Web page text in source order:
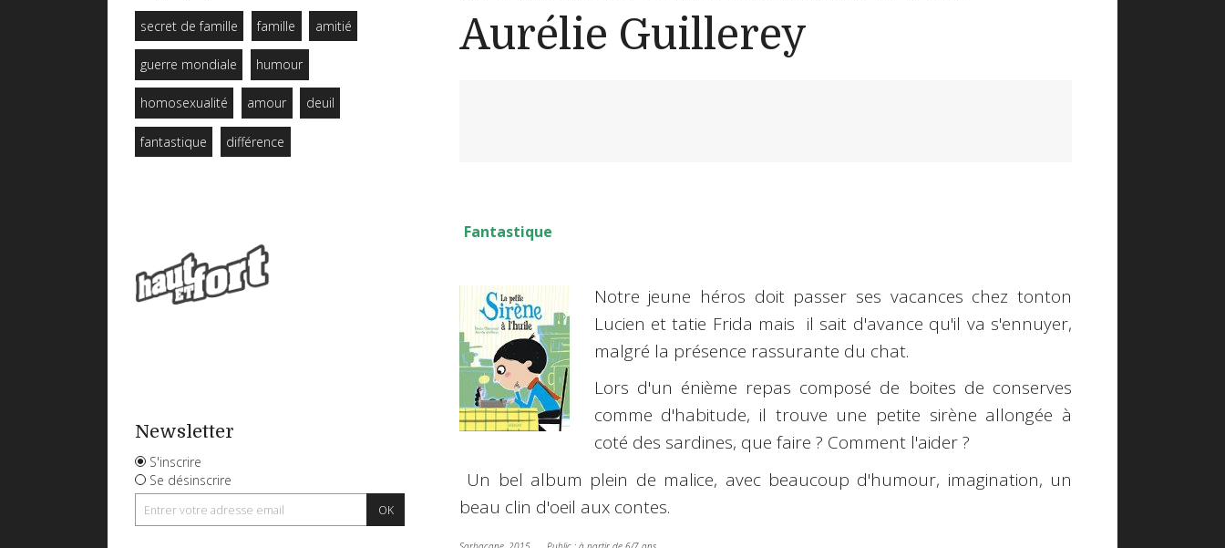
secret de famille famille amitié
guerre mondiale humour
homosexualité amour deuil
fantastique différence
Newsletter
S'inscrire
Se désinscrire
Aurélie Guillerey
Fantastique
Notre jeune héros doit passer ses vacances chez tonton
Lucien et tatie Frida mais il sait d'avance qu'il va s'ennuyer,
malgré la présence rassurante du chat.
Lors d'un énième repas composé de boites de conserves
comme d'habitude, il trouve une petite sirène allongée à
coté des sardines, que faire ? Comment l'aider ?
Un bel album plein de malice, avec beaucoup d'humour, imagination, un
beau clin d'oeil aux contes.